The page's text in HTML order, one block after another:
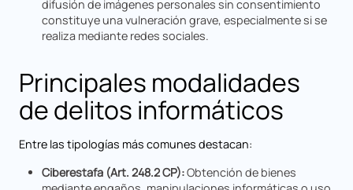
difusión de imágenes personales sin consentimiento
constituye una vulneración grave, especialmente si se
realiza mediante redes sociales.
Principales modalidades
de delitos informáticos
Entre las tipologías más comunes destacan:
Ciberestafa (Art. 248.2 CP):Obtención de bienes